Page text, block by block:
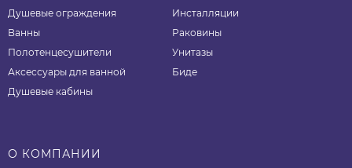
Душевые ограждения
Ванны
Полотенцесушители
Аксессуары для ванной
Душевые кабины
Инсталляции
Раковины
Унитазы
Биде
О КОМПАНИИ